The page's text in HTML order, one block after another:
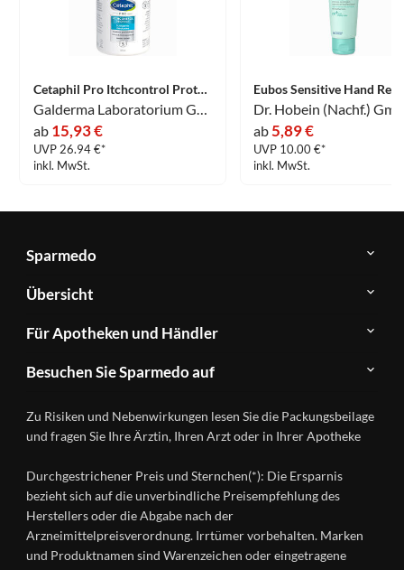
Cetaphil Pro Itchcontrol Protect Schützende Handcreme 500 ml
ab 15,93 €
UVP 26.94 €*
inkl. MwSt.
Dr. Hobein (Nachf.)
ab5,89 €
UVP 10.00 €*
inkl. MwSt.
Sparmedo
Über
Sparmedo
FAQ
Kontakt
Datenschutz
Nutzungsbedingungen
Übersicht
Herstellerverzeichnis
Produkte
A-
Ratgeber
Wirkstoffe
Gesundheitsmagazin
Für Apotheken und Händler
&
Händlerlogin
Besuchen Sie Sparmedo auf
Instagram
Zu Risiken und Nebenwirkungen lesen Sie die Packungsbeilage
und fragen Sie Ihre Ärztin, Ihren Arzt oder in Ihrer Apotheke
Durchgestrichener Preis und Sternchen(*): Die Ersparnis
bezieht sich auf die unverbindliche Preisempfehlung des
Herstellers oder die Abgabe nach der
Arzneimittelpreisverordnung. Irrtümer vorbehalten. Marken
und Produktnamen sind Warenzeichen oder eingetragene